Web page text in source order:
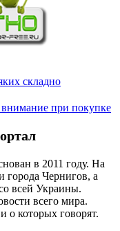
складно
при покупке
в 2011 году. На
города Чернигов, а
всей Украины.
всего мира.
о которых говорят.